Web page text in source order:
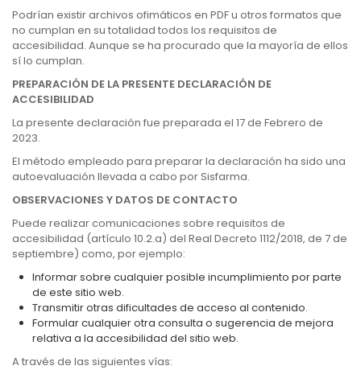
Podrían existir archivos ofimáticos en PDF u otros formatos que
no cumplan en su totalidad todos los requisitos de
accesibilidad. Aunque se ha procurado que la mayoría de ellos
sí lo cumplan.
PREPARACIÓN DE LA PRESENTE DECLARACIÓN DE
ACCESIBILIDAD
La presente declaración fue preparada el 17 de Febrero de
2023.
El método empleado para preparar la declaración ha sido una
autoevaluación llevada a cabo por Sisfarma.
OBSERVACIONES Y DATOS DE CONTACTO
Puede realizar comunicaciones sobre requisitos de
accesibilidad (artículo 10.2.a) del Real Decreto 1112/2018, de 7 de
septiembre) como, por ejemplo:
Informar sobre cualquier posible incumplimiento por parte
de este sitio web.
Transmitir otras dificultades de acceso al contenido.
Formular cualquier otra consulta o sugerencia de mejora
relativa a la accesibilidad del sitio web.
A través de las siguientes vías: